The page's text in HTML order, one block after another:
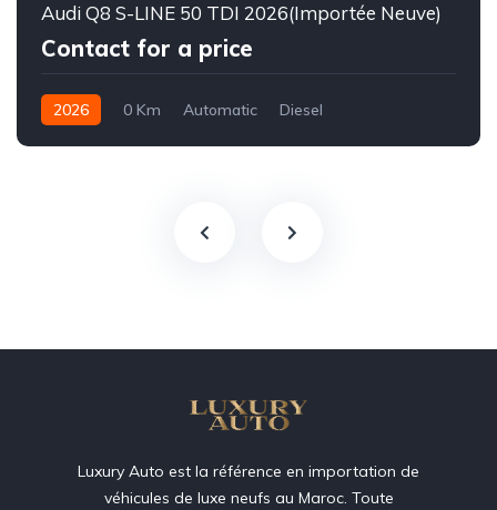
Audi Q8 S-LINE 50 TDI 2026(Importée Neuve)
Contact for a price
2026 0 Km Automatic Diesel
Luxury Auto est la référence en importation de
véhicules de luxe neufs au Maroc. Toute